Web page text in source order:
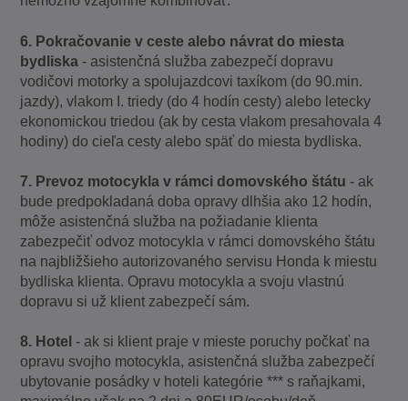
6. Pokračovanie v ceste alebo návrat do miesta
bydliska - asistenčná služba zabezpečí dopravu
vodičovi motorky a spolujazdcovi taxíkom (do 90.min.
jazdy), vlakom I. triedy (do 4 hodín cesty) alebo letecky
ekonomickou triedou (ak by cesta vlakom presahovala 4
hodiny) do cieľa cesty alebo späť do miesta bydliska.
7. Prevoz motocykla v rámci domovského štátu - ak
bude predpokladaná doba opravy dlhšia ako 12 hodín,
môže asistenčná služba na požiadanie klienta
zabezpečiť odvoz motocykla v rámci domovského štátu
na najbližšieho autorizovaného servisu Honda k miestu
bydliska klienta. Opravu motocykla a svoju vlastnú
dopravu si už klient zabezpečí sám.
8. Hotel - ak si klient praje v mieste poruchy počkať na
opravu svojho motocykla, asistenčná služba zabezpečí
ubytovanie posádky v hoteli kategórie *** s raňajkami,